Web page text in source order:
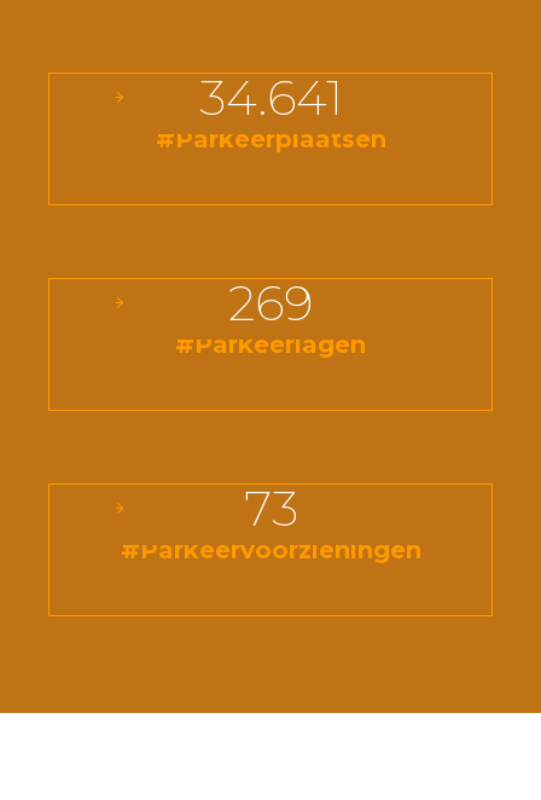
#Parkeerplaatsen
34.641
#Parkeerlagen
269
#Parkeervoorzieningen
73